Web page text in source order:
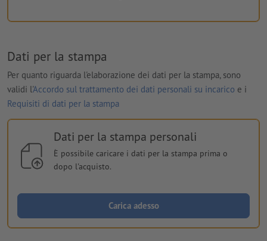
Dati per la stampa
Per quanto riguarda l'elaborazione dei dati per la stampa, sono
validi l'Accordo sul trattamento dei dati personali su incarico e i
Requisiti di dati per la stampa
Dati per la stampa personali
È possibile caricare i dati per la stampa prima o
dopo l'acquisto.
Carica adesso